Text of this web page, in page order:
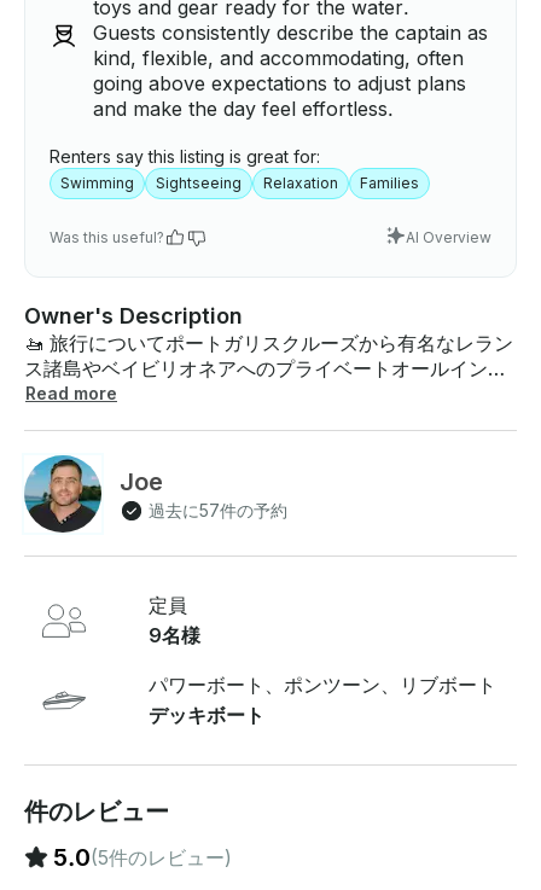
toys and gear ready for the water.
Guests consistently describe the captain as
kind, flexible, and accommodating, often
going above expectations to adjust plans
and make the day feel effortless.
Renters say this listing is great for:
Swimming Sightseeing Relaxation Families
Was this useful? AI Overview
Owner's Description
🚤 旅行についてポートガリスクルーズから有名なレラン
ス諸島やベイビリオネアへのプライベートオールインク
ルーシブボートツアーに参加したり 、透き通った海で泳
て、プライベートなオールインクルーシブボートツアー
をお楽しみください。半日クルーズ、終日クルーズ、サ
ンセットクルーズのいずれを選択しても、この体験は、
ッキは、最大9名様+スキッパーの方に快適でスタイリッ
シュにご宿泊いただけます 。 広々とした前方サンベッ
ドとテーブル付きのラウンジシート 、 ビミニシェー
ド、スイムプラットフォーム、はしご、淡水シャワー、
トイレ、冷蔵庫、洗面台、収納スペース、 音楽を再生で
きるBluetoothサウンドシステム 。日陰やリラクゼーシ
— レランス諸島航路) シュノーケリングギア (マスク 、
フィン、ゴーグル) アンカーを楽しむためのフローティ
ングマットとブイ 年齢制限なしのボトル入りウォーター
ライフジャケット --- 🔹 エクストラ (オプション)
Read more
Joe
過去に57件の予約
定員
9名様
パワーボート、ポンツーン、リブボート
デッキボート
件のレビュー
5.0(5件のレビュー)